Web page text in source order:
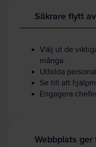
Säkrare flytt
Välj ut de
många.
Utbilda
Se till att
Engagera
Webbplats ger